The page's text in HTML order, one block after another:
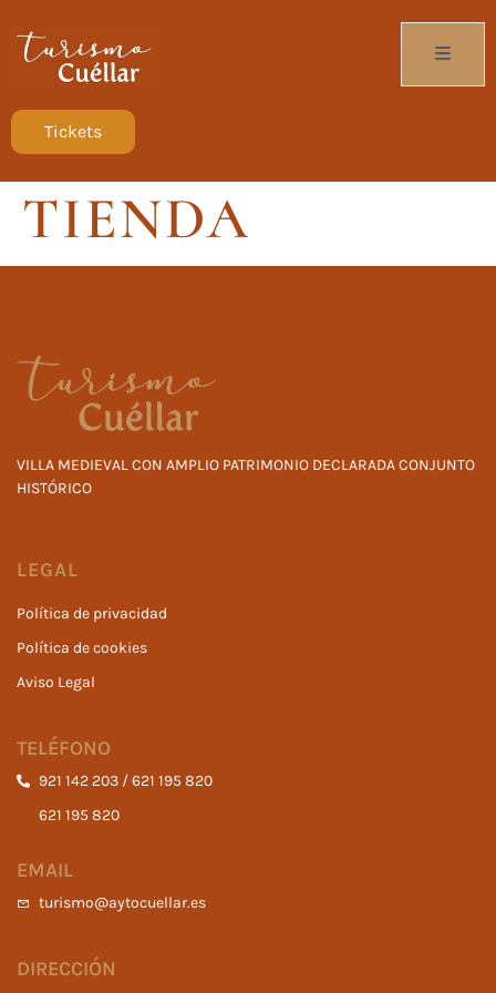
Tickets
TIENDA
VILLA MEDIEVAL CON AMPLIO PATRIMONIO DECLARADA CONJUNTO
HISTÓRICO
LEGAL
Política de privacidad
Política de cookies
Aviso Legal
TELÉFONO
921 142 203 / 621 195 820
621 195 820
EMAIL
turismo@aytocuellar.es
DIRECCIÓN